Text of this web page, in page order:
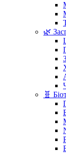
🌿
🧬